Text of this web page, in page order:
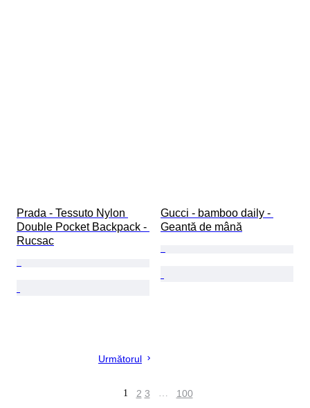
Prada - Tessuto Nylon
Double Pocket Backpack -
Rucsac
Gucci - bamboo daily -
Geantă de mână
Următorul
1 2 3 … 100